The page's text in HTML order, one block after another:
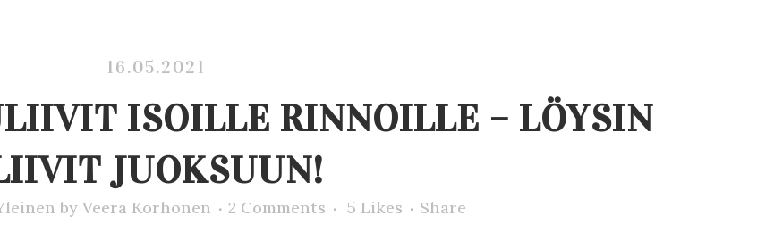
16.05.2021
ISOILLE RINNOILLE – LÖYSIN
JUOKSUUN!
by Veera Korhonen 2 Comments 5 Likes Share